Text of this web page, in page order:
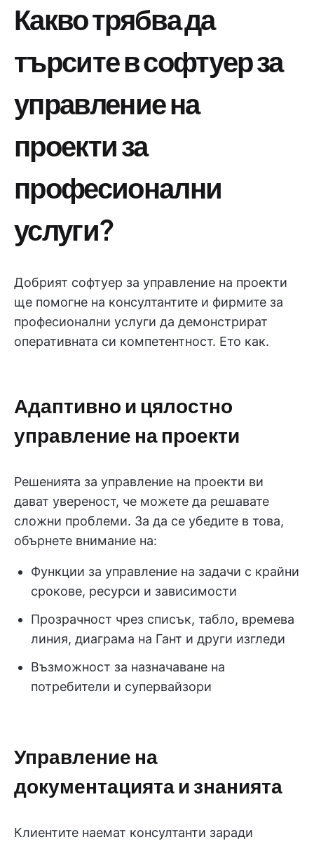
Какво трябва да
търсите в софтуер за
управление на
проекти за
професионални
услуги?
Добрият софтуер за управление на проекти
ще помогне на консултантите и фирмите за
професионални услуги да демонстрират
оперативната си компетентност. Ето как.
Адаптивно и цялостно
управление на проекти
Решенията за управление на проекти ви
дават увереност, че можете да решавате
сложни проблеми. За да се убедите в това,
обърнете внимание на:
Функции за управление на задачи с крайни
срокове, ресурси и зависимости
Прозрачност чрез списък, табло, времева
линия, диаграма на Гант и други изгледи
Възможност за назначаване на
потребители и супервайзори
Управление на
документацията и знанията
Клиентите наемат консултанти заради